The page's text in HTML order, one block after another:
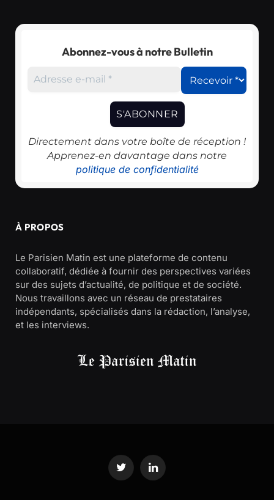
Abonnez-vous à notre Bulletin
Directement dans votre boîte de réception !
Apprenez-en davantage dans notre
politique de confidentialité
À PROPOS
Le Parisien Matin est une plateforme de contenu
collaboratif, dédiée à fournir des perspectives variées
sur des sujets d’actualité, de politique et de société.
Nous travaillons avec un réseau de prestataires
indépendants, spécialisés dans la rédaction, l’analyse,
et les interviews.
Twitter LinkedIn